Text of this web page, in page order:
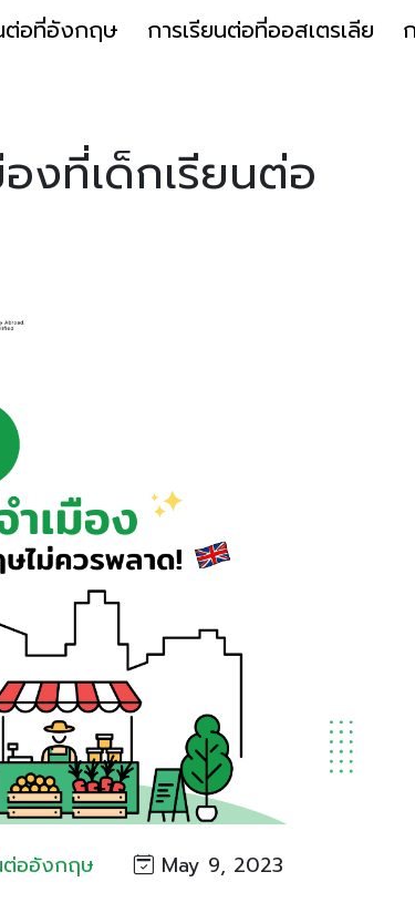
ต่อที่อังกฤษ การเรียนต่อที่ออสเตรเลีย
งที่เด็กเรียนต่อ
ต่ออังกฤษ
May 9, 2023